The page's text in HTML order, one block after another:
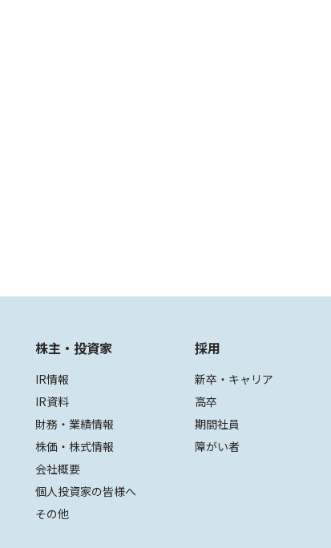
株主・投資家
IR情報
IR資料
財務・業績情報
株価・株式情報
会社概要
個人投資家の皆様へ
その他
採用
新卒・キャリア
高卒
期間社員
障がい者